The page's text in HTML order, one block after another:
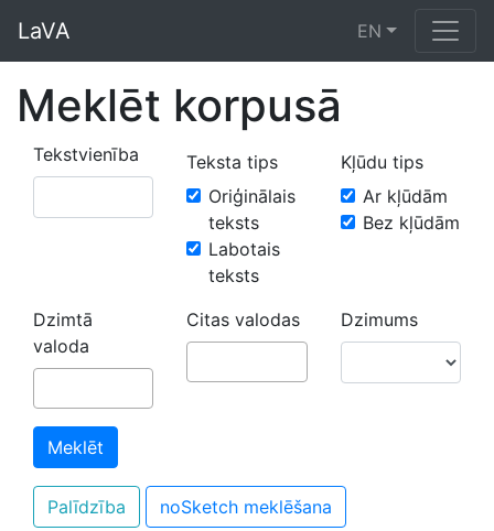
LaVA EN
Meklēt korpusā
Tekstvienība
Teksta tips
Oriģinālais
teksts
Labotais
teksts
Kļūdu tips
Ar kļūdām
Bez kļūdām
Dzimtā
valoda
Citas valodas Dzimums
Meklēt
Palīdzība
noSketch meklēšana